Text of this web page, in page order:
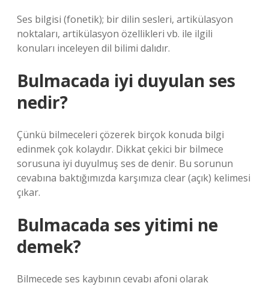
Ses bilgisi (fonetik); bir dilin sesleri, artikülasyon
noktaları, artikülasyon özellikleri vb. ile ilgili
konuları inceleyen dil bilimi dalıdır.
Bulmacada iyi duyulan ses
nedir?
Çünkü bilmeceleri çözerek birçok konuda bilgi
edinmek çok kolaydır. Dikkat çekici bir bilmece
sorusuna iyi duyulmuş ses de denir. Bu sorunun
cevabına baktığımızda karşımıza clear (açık) kelimesi
çıkar.
Bulmacada ses yitimi ne
demek?
Bilmecede ses kaybının cevabı afoni olarak